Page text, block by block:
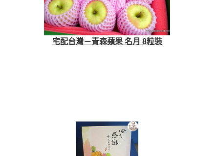
宅配台灣－青森蘋果 名月 8粒裝